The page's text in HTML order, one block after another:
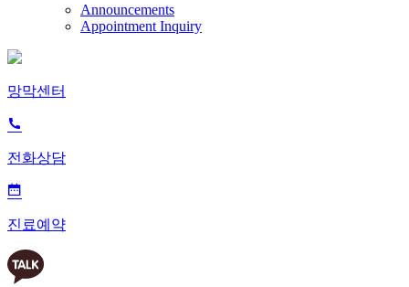
Announcements
Appointment Inquiry
망막센터
전화상담
진료예약